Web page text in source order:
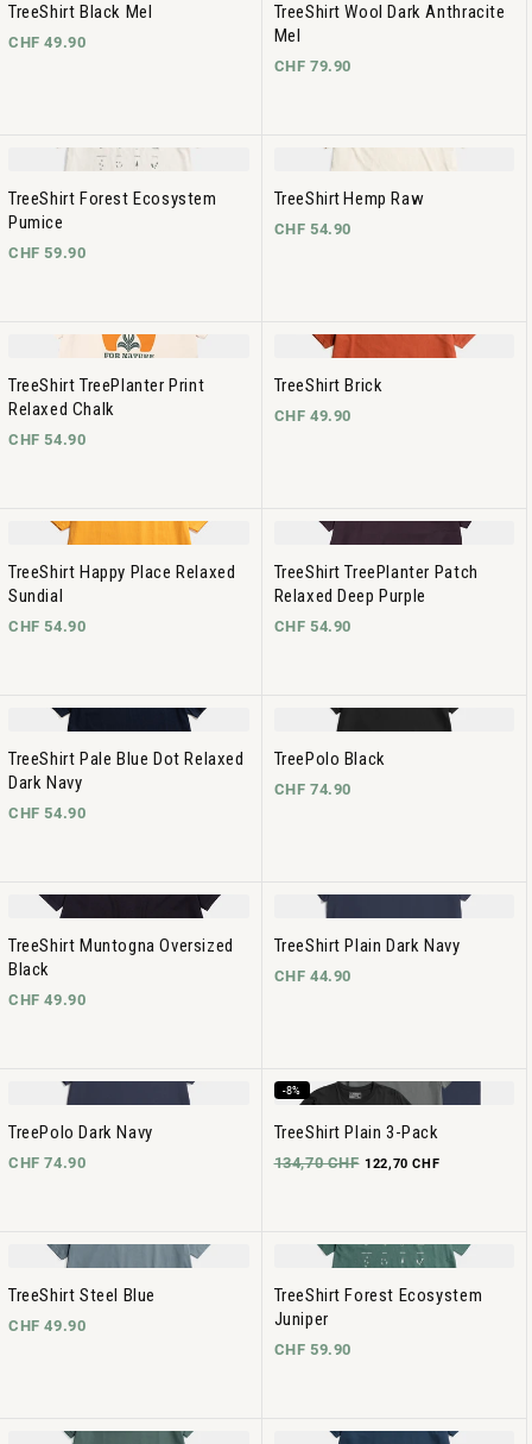
TreeShirt Black Mel
CHF 49.90
TreeShirt Wool Dark Anthracite
Mel
CHF 79.90
TreeShirt Forest Ecosystem
Pumice
CHF 59.90
TreeShirt Hemp Raw
CHF 54.90
TreeShirt TreePlanter Print
Relaxed Chalk
CHF 54.90
TreeShirt Brick
CHF 49.90
TreeShirt Happy Place Relaxed
Sundial
CHF 54.90
TreeShirt TreePlanter Patch
Relaxed Deep Purple
CHF 54.90
TreeShirt Pale Blue Dot Relaxed
Dark Navy
CHF 54.90
TreePolo Black
CHF 74.90
TreeShirt Muntogna Oversized
Black
CHF 49.90
TreeShirt Plain Dark Navy
CHF 44.90
TreePolo Dark Navy
CHF 74.90
-8%
TreeShirt Plain 3-Pack
134,70 CHF 122,70 CHF
TreeShirt Steel Blue
CHF 49.90
TreeShirt Forest Ecosystem
Juniper
CHF 59.90